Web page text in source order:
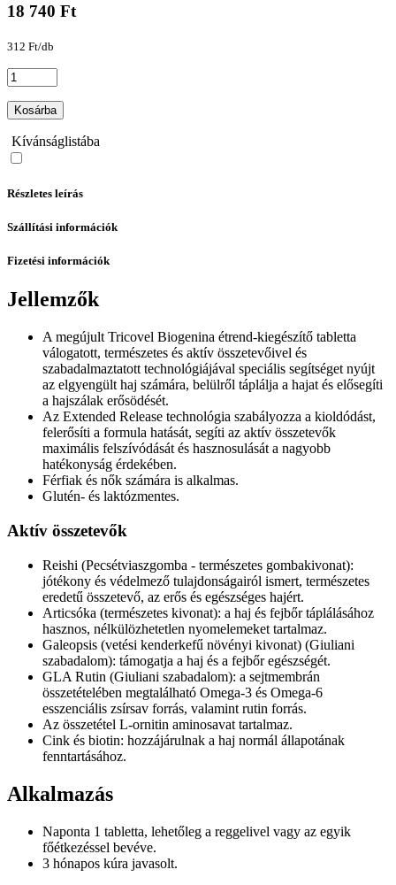
18 740 Ft
312 Ft/db
Kosárba
Kívánságlistába
Részletes leírás
Szállítási információk
Fizetési információk
Jellemzők
A megújult Tricovel Biogenina étrend-kiegészítő tabletta
válogatott, természetes és aktív összetevőivel és
szabadalmaztatott technológiájával speciális segítséget nyújt
az elgyengült haj számára, belülről táplálja a hajat és elősegíti
a hajszálak erősödését.
Az Extended Release technológia szabályozza a kioldódást,
felerősíti a formula hatását, segíti az aktív összetevők
maximális felszívódását és hasznosulását a nagyobb
hatékonyság érdekében.
Férfiak és nők számára is alkalmas.
Glutén- és laktózmentes.
Aktív összetevők
Reishi (Pecsétviaszgomba - természetes gombakivonat):
jótékony és védelmező tulajdonságairól ismert, természetes
eredetű összetevő, az erős és egészséges hajért.
Articsóka (természetes kivonat): a haj és fejbőr táplálásához
hasznos, nélkülözhetetlen nyomelemeket tartalmaz.
Galeopsis (vetési kenderkefű növényi kivonat) (Giuliani
szabadalom): támogatja a haj és a fejbőr egészségét.
GLA Rutin (Giuliani szabadalom): a sejtmembrán
összetételében megtalálható Omega-3 és Omega-6
esszenciális zsírsav forrás, valamint rutin forrás.
Az összetétel L-ornitin aminosavat tartalmaz.
Cink és biotin: hozzájárulnak a haj normál állapotának
fenntartásához.
Alkalmazás
Naponta 1 tabletta, lehetőleg a reggelivel vagy az egyik
főétkezéssel bevéve.
3 hónapos kúra javasolt.